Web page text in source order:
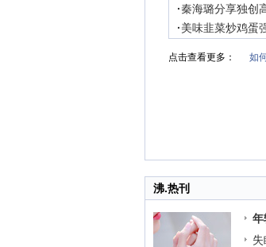
·秦海璐分享独创
·美味韭菜炒鸡蛋
点击查看更多： 如
沸.热刊
年